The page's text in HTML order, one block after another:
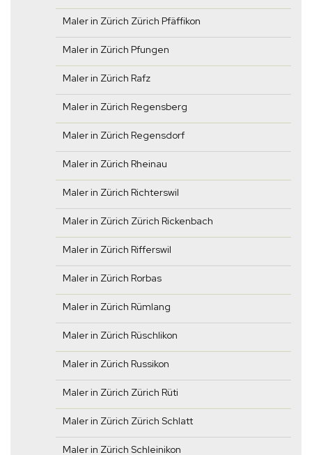
Maler in Zürich Zürich Pfäffikon
Maler in Zürich Pfungen
Maler in Zürich Rafz
Maler in Zürich Regensberg
Maler in Zürich Regensdorf
Maler in Zürich Rheinau
Maler in Zürich Richterswil
Maler in Zürich Zürich Rickenbach
Maler in Zürich Rifferswil
Maler in Zürich Rorbas
Maler in Zürich Rümlang
Maler in Zürich Rüschlikon
Maler in Zürich Russikon
Maler in Zürich Zürich Rüti
Maler in Zürich Zürich Schlatt
Maler in Zürich Schleinikon